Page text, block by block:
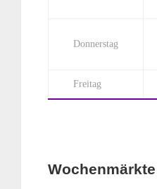
Donnerstag
Freitag
Wochenmärkte